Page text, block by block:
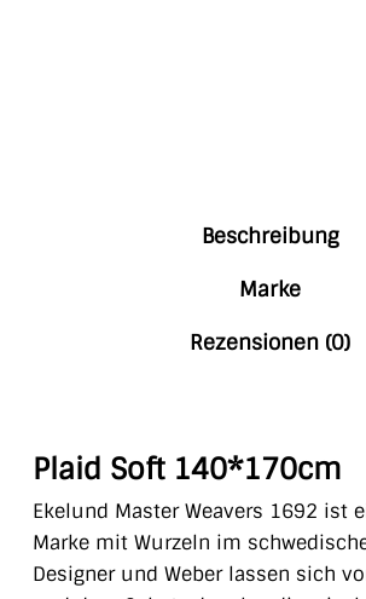
Beschreibung
Marke
Rezensionen (0)
Plaid Soft 140*170cm
Ekelund Master Weavers 1692 ist
Marke mit Wurzeln im
Designer und Weber lassen sich